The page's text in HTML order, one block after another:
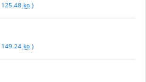
125.48 ko)
149.24 ko)